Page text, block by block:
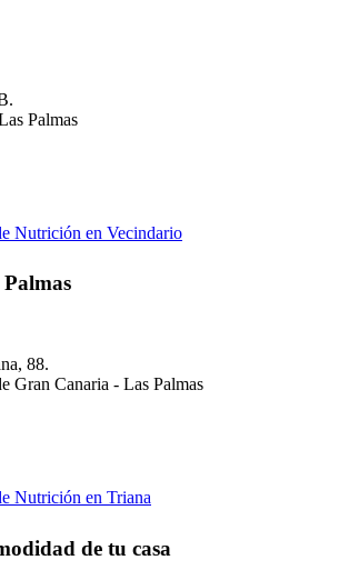
Palmas
Nutrición en Vecindario
88.
Gran Canaria - Las Palmas
Nutrición en Triana
de tu casa